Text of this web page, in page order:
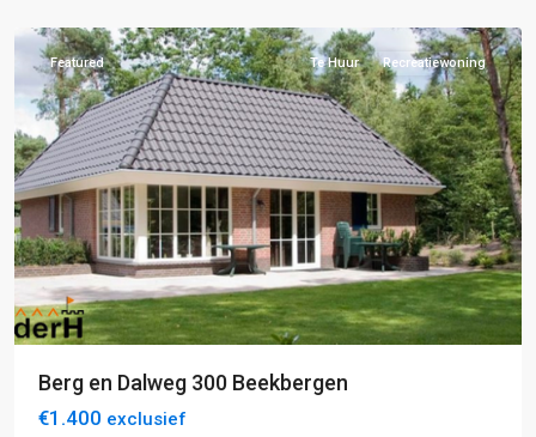
Featured Te Huur Recreatiewoning
Berg en Dalweg 300 Beekbergen
€1.400 exclusief